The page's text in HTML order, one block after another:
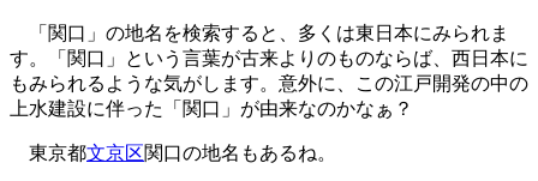
「関口」の地名を検索すると、多くは東日本にみられま
す。「関口」という言葉が古来よりのものならば、西日本に
もみられるような気がします。意外に、この江戸開発の中の
上水建設に伴った「関口」が由来なのかなぁ？
東京都文京区関口の地名もあるね。